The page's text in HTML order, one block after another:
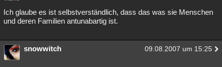
Ich glaube es ist selbstverständlich, dass das was sie Menschen
und deren Familien antunabartig ist.
snowwitch 09.08.2007 um 15:25